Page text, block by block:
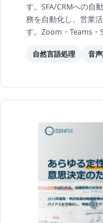
す。SFA/CRMへの自
務を自動化し、営業
す。Zoom・Teams・
セ...
自然言語処理 音